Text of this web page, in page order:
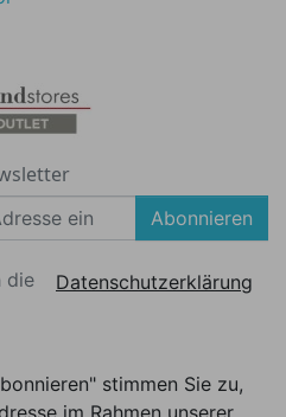
Abonnieren
die
Datenschutzerklärung
stimmen Sie zu,